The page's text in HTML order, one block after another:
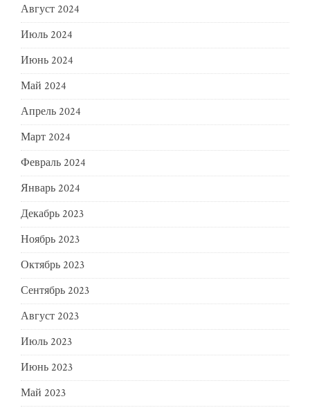
Август 2024
Июль 2024
Июнь 2024
Май 2024
Апрель 2024
Март 2024
Февраль 2024
Январь 2024
Декабрь 2023
Ноябрь 2023
Октябрь 2023
Сентябрь 2023
Август 2023
Июль 2023
Июнь 2023
Май 2023